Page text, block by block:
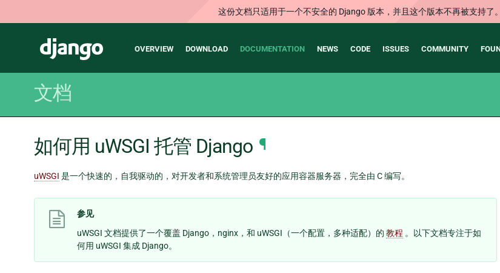
这份文档只适用于一个不安全的 Django 版本，并且这个版本不再被支持了
Django
Main
OVERVIEW DOWNLOAD DOCUMENTATION NEWS CODE ISSUES COMMUNITY
文档
如何用 uWSGI 托管 Django ¶
uWSGI 是一个快速的，自我驱动的，对开发者和系统管理员友好的应用容器服务器，完全由 C 编写。
参见
uWSGI 文档提供了一个覆盖 Django，nginx，和 uWSGI（一个配置，多种适配）的 教程 。以下文档专注于如
何用 uWSGI 集成 Django。